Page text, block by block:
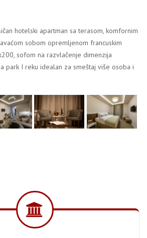
hotelski apartman sa terasom, komfornim
sobom opremljenom francuskim
sofom na razvlačenje dimenzija
park I reku idealan za smeštaj više osoba i